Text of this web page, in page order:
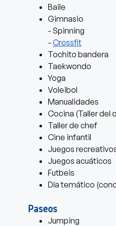
Baile
Gimnasio
- Spinning
- Crossfit
Tochito bandera
Taekwondo
Yoga
Voleibol
Manualidades
Cocina (Taller del
Taller de chef
Cine infantil
Juegos
Juegos acuáticos
Futbeis
Día temático
Paseos
Jumping